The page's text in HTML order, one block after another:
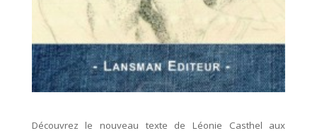
Découvrez le nouveau texte de Léonie Casthel aux